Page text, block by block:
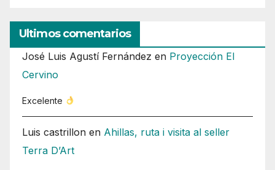
Ultimos comentarios
José Luis Agustí Fernández en Proyección El
Cervino
Excelente
Luis castrillon en Ahillas, ruta i visita al seller
Terra D’Art